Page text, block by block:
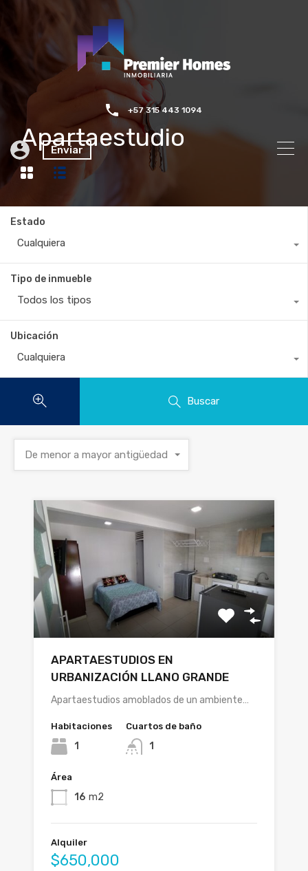
+57 315 443 1094
Enviar
Apartaestudio
Estado
Cualquiera
Tipo de inmueble
Todos los tipos
Ubicación
Cualquiera
Buscar
De menor a mayor antigüedad
APARTAESTUDIOS EN
URBANIZACIÓN LLANO GRANDE
Apartaestudios amoblados de un ambiente…
Habitaciones
1
Cuartos de baño
1
Área
16 m2
Alquiler
$650,000